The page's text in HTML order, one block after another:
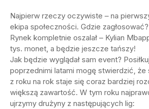
Najpierw rzeczy oczywiste – na
ekipa społeczności. Gdzie
Rynek kompletnie oszalał – Kylian
tys. monet, a będzie jeszcze tańszy!
Jak będzie wyglądał sam event?
poprzednimi latami mogę stwierdzić, że
z roku na rok staje się coraz bardziej
większą zawartość. W tym roku
ujrzymy drużyny z następujących lig: